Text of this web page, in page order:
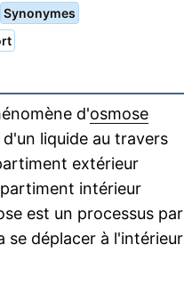
Synonymes
d'osmose
liquide au travers
extérieur
intérieur
est un processus par
se déplacer à l'intérieur